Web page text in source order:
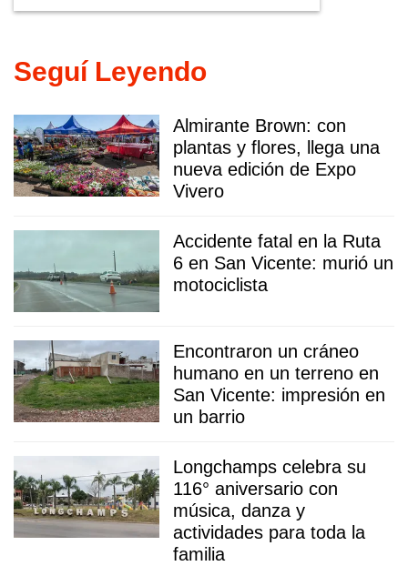
Seguí Leyendo
Almirante Brown: con
plantas y flores, llega una
nueva edición de Expo
Vivero
Accidente fatal en la Ruta
6 en San Vicente: murió un
motociclista
Encontraron un cráneo
humano en un terreno en
San Vicente: impresión en
un barrio
Longchamps celebra su
116° aniversario con
música, danza y
actividades para toda la
familia